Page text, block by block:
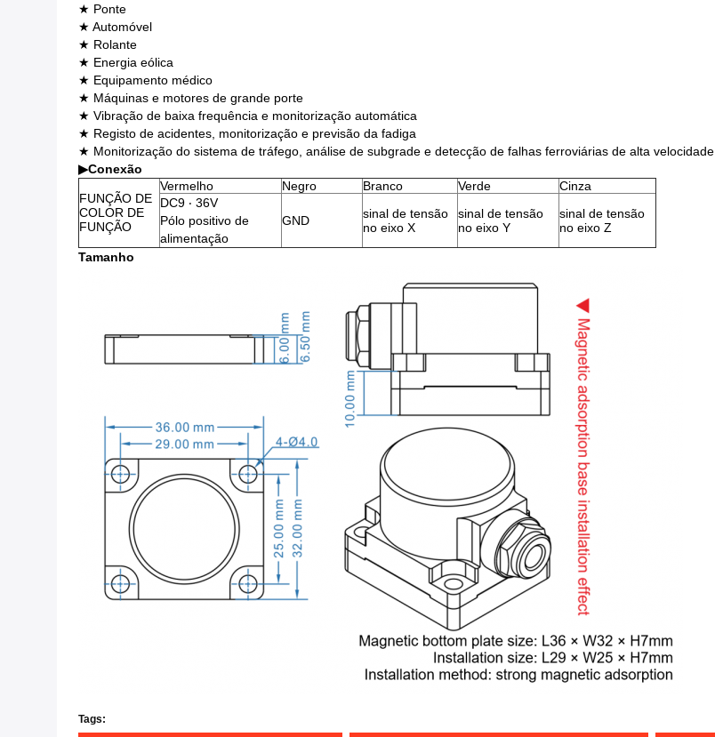
★ Ponte
★ Automóvel
★ Rolante
★ Energia eólica
★ Equipamento médico
★ Máquinas e motores de grande porte
★ Vibração de baixa frequência e monitorização automática
★ Registo de acidentes, monitorização e previsão da fadiga
★ Monitorização do sistema de tráfego, análise de subgrade e detecção de falhas ferroviárias de alta velocidade
▶Conexão
FUNÇÃO DE
COLOR DE
FUNÇÃO
Vermelho Negro Branco Verde
Cinza
DC9 ‧ 36V
Pólo positivo de
alimentação
GND
sinal de tensão
no eixo X
sinal de tensão
no eixo Y
sinal de tensão
no eixo Z
Tamanho
Tags: